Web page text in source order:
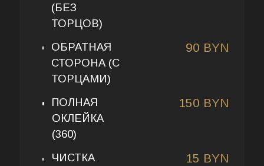
(БЕЗ
ТОРЦОВ)
ОБРАТНАЯ
СТОРОНА (С
ТОРЦАМИ)
90 BYN
ПОЛНАЯ
ОКЛЕЙКА
(360)
150 BYN
ЧИСТКА
15 BYN